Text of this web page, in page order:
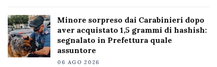
Minore sorpreso dai Carabinieri dopo
aver acquistato 1,5 grammi di hashish:
segnalato in Prefettura quale
assuntore
06 AGO 2026